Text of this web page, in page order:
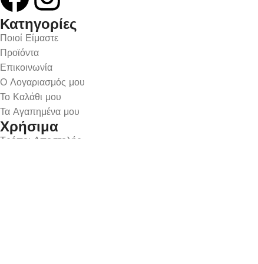
Κατηγορίες
Ποιοί Είμαστε
Προϊόντα
Επικοινωνία
Ο Λογαριασμός μου
Το Καλάθι μου
Τα Αγαπημένα μου
Χρήσιμα
Τρόποι Αποστολής